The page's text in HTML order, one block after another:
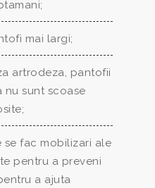
mai largi;
artrodeza, pantofii
sunt scoase
se fac mobilizari ale
pentru a preveni
a ajuta